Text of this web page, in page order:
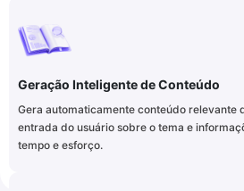
Geração Inteligente de Conteúdo
Gera automaticamente conteúdo relevante
entrada do usuário sobre o tema e
tempo e esforço.